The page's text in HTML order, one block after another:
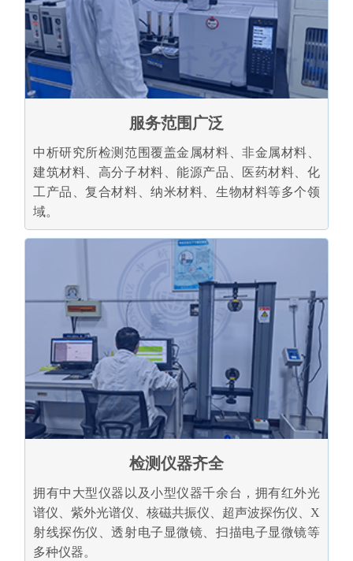
服务范围广泛
中析研究所检测范围覆盖金属材料、非金属材料、
建筑材料、高分子材料、能源产品、医药材料、化
工产品、复合材料、纳米材料、生物材料等多个领
域。
检测仪器齐全
拥有中大型仪器以及小型仪器千余台，拥有红外光
谱仪、紫外光谱仪、核磁共振仪、超声波探伤仪、X
射线探伤仪、透射电子显微镜、扫描电子显微镜等
多种仪器。